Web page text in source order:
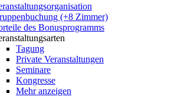
(+8 Zimmer)
des Bonusprogramms
Tagung
Private Veranstaltungen
Seminare
Kongresse
Mehr anzeigen